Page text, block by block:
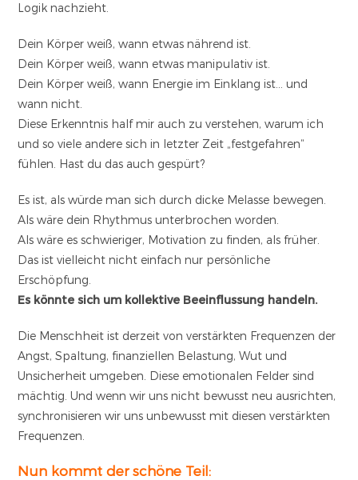
Logik nachzieht.
Dein Körper weiß, wann etwas nährend ist.
Dein Körper weiß, wann etwas manipulativ ist.
Dein Körper weiß, wann Energie im Einklang ist… und
wann nicht.
Diese Erkenntnis half mir auch zu verstehen, warum ich
und so viele andere sich in letzter Zeit „festgefahren“
fühlen. Hast du das auch gespürt?
Es ist, als würde man sich durch dicke Melasse bewegen.
Als wäre dein Rhythmus unterbrochen worden.
Als wäre es schwieriger, Motivation zu finden, als früher.
Das ist vielleicht nicht einfach nur persönliche
Erschöpfung.
Es könnte sich um kollektive Beeinflussung handeln.
Die Menschheit ist derzeit von verstärkten Frequenzen der
Angst, Spaltung, finanziellen Belastung, Wut und
Unsicherheit umgeben. Diese emotionalen Felder sind
mächtig. Und wenn wir uns nicht bewusst neu ausrichten,
synchronisieren wir uns unbewusst mit diesen verstärkten
Frequenzen.
Nun kommt der schöne Teil: